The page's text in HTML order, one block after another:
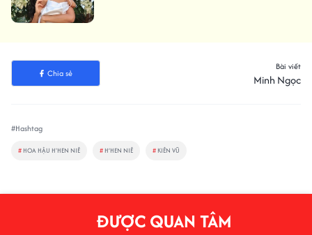
Chia sẻ
Bài viết
Minh Ngọc
#Hashtag
# HOA HẬU H'HEN NIÊ # H’HEN NIÊ # KIÊN VŨ
ĐƯỢC QUAN TÂM